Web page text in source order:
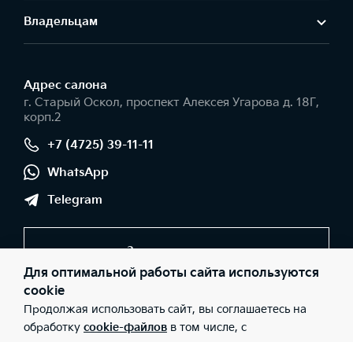
Владельцам
Адрес салонa
г. Старый Оскол, проспект Алексея Угарова д. 18Г,
корп.2
+7 (4725) 39-11-11
WhatsApp
Telegram
Заказать звонок
© 2026 Юридические лица ООО "Оскольская автомобильная
компания" (Фактический адрес: г. Старый Оскол, проспект
Алексея Угарова д. 18Г, корп.2; Телефон: +7 (4725) 39-11-11; ИНН:
Для оптимальной работы сайта используются
cookie
Продолжая использовать сайт, вы соглашаетесь на
обработку cookie-файлов в том числе, с